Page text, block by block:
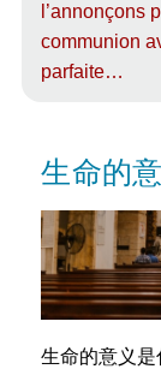
l’annonçons
communion
parfaite…
生命的
生命的意义是